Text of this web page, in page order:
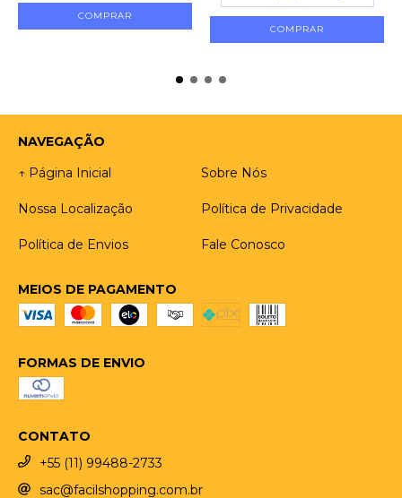
NAVEGAÇÃO
↑ Página Inicial
Sobre Nós
Nossa Localização Política de Privacidade
Política de Envios Fale Conosco
MEIOS DE PAGAMENTO
FORMAS DE ENVIO
CONTATO
+55 (11) 99488-2733
sac@facilshopping.com.br